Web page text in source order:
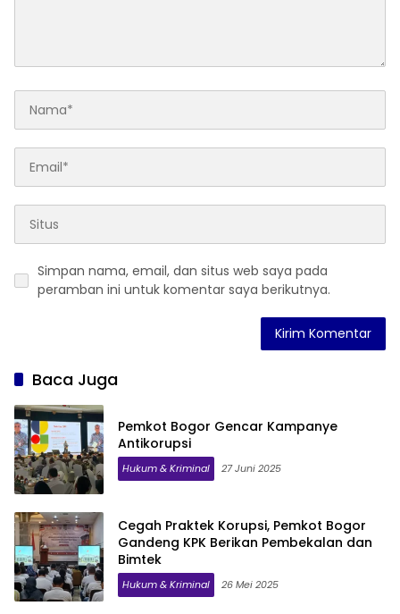
Simpan nama, email, dan situs web saya pada
peramban ini untuk komentar saya berikutnya.
Baca Juga
Pemkot Bogor Gencar Kampanye
Antikorupsi
Hukum & Kriminal 27 Juni 2025
Cegah Praktek Korupsi, Pemkot Bogor
Gandeng KPK Berikan Pembekalan dan
Bimtek
Hukum & Kriminal 26 Mei 2025